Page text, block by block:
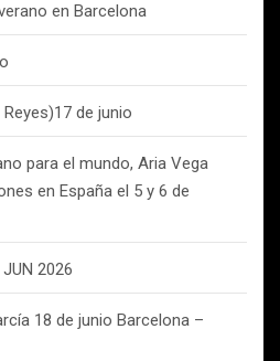
en Barcelona
de junio
para el mundo, Aria Vega
en España el 5 y 6 de
2026
18 de junio Barcelona –